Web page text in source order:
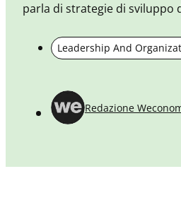
parla di strategie di sviluppo
Leadership And
Redazione